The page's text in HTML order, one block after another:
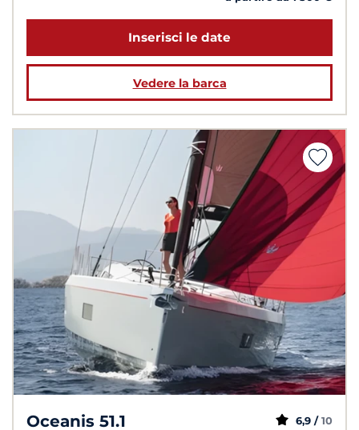
Inserisci le date
Vedere la barca
Oceanis 51.1 6,9 / 10